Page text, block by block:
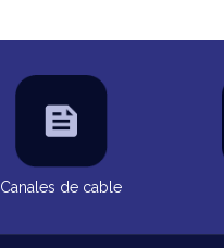
Canales de cable